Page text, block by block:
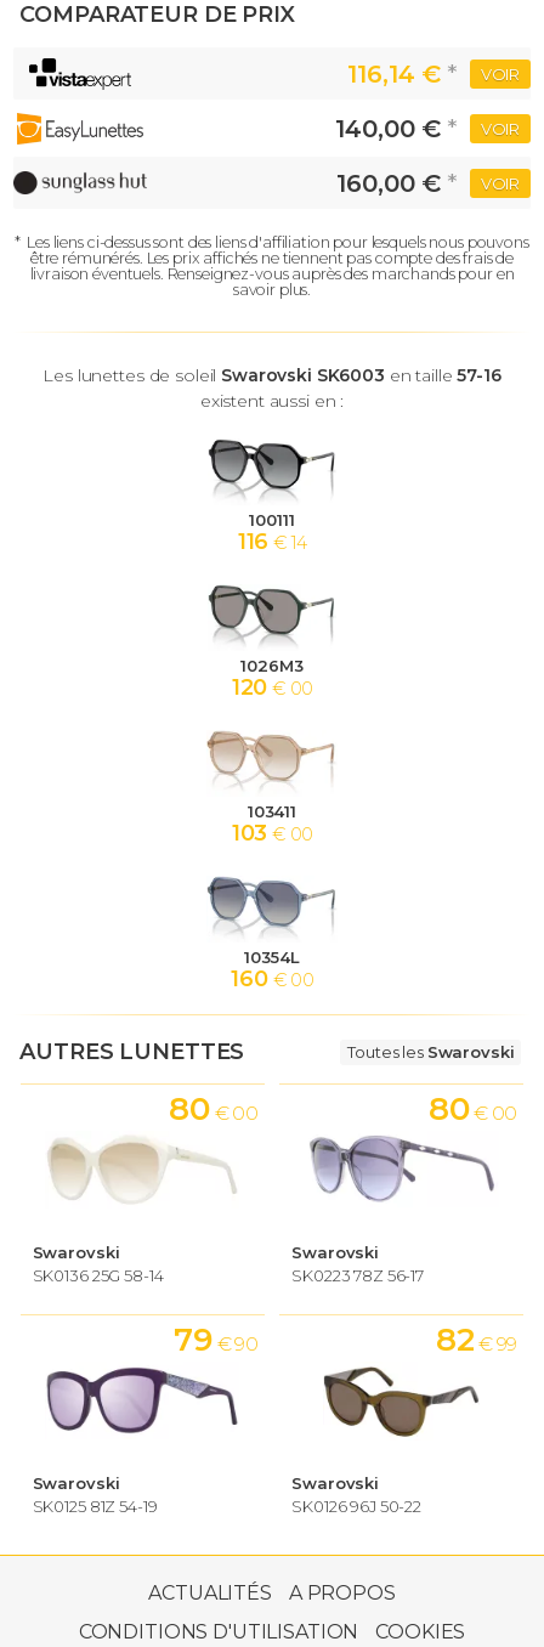
COMPARATEUR DE PRIX
116,14 € * VOIR
140,00 € * VOIR
160,00 € * VOIR
* Les liens ci-dessus sont des liens d'affiliation pour lesquels nous pouvons
être rémunérés. Les prix affichés ne tiennent pas compte des frais de
livraison éventuels. Renseignez-vous auprès des marchands pour en
savoir plus.
Les lunettes de soleil Swarovski SK6003 en taille57-16
existent aussi en :
100111
116 € 14
1026M3
120 € 00
103411
103 € 00
10354L
160 € 00
AUTRES LUNETTES Toutes les Swarovski
Swarovski
SK0136 25G 58-14
80 € 00
Swarovski
SK0223 78Z 56-17
80 € 00
Swarovski
SK0125 81Z 54-19
79 € 90
Swarovski
SK0126 96J 50-22
82 € 99
ACTUALITÉS
A PROPOS
CONDITIONS D'UTILISATION
COOKIES